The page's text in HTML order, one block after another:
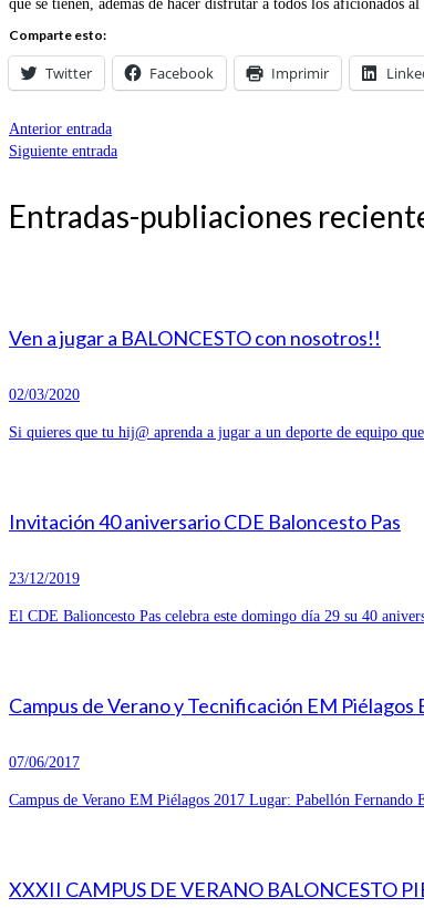
que se tienen, además de hacer disfrutar a todos los aficionados
Comparte esto:
Twitter Facebook Imprimir
Anterior entrada
Siguiente entrada
Entradas-publiaciones
Ven a jugar a BALONCESTO con nosotros!!
02/03/2020
Si quieres que tu hij@ aprenda a jugar a un deporte de equipo
Invitación 40 aniversario CDE Baloncesto Pas
23/12/2019
El CDE Balioncesto Pas celebra este domingo día 29 su 40
Campus de Verano y Tecnificación EM
07/06/2017
Campus de Verano EM Piélagos 2017 Lugar: Pabellón Fernando
XXXII CAMPUS DE VERANO BALONCESTO